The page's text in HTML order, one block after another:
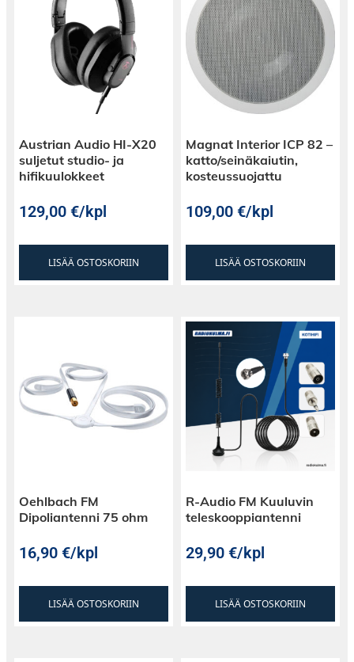
Austrian Audio HI-X20
suljetut studio- ja
hifikuulokkeet
129,00€/kpl
LISÄÄ OSTOSKORIIN
Magnat Interior ICP 82 –
katto/seinäkaiutin,
kosteussuojattu
109,00€/kpl
LISÄÄ OSTOSKORIIN
Oehlbach FM
Dipoliantenni 75 ohm
16,90€/kpl
LISÄÄ OSTOSKORIIN
R-Audio FM Kuuluvin
teleskooppiantenni
29,90€/kpl
LISÄÄ OSTOSKORIIN